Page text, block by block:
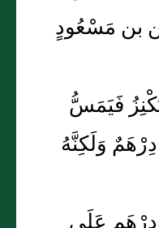
بن مَسْعُودٍ
فَيَمَسُّ
دِرْهَمٌ وَلَكِنَّهُ